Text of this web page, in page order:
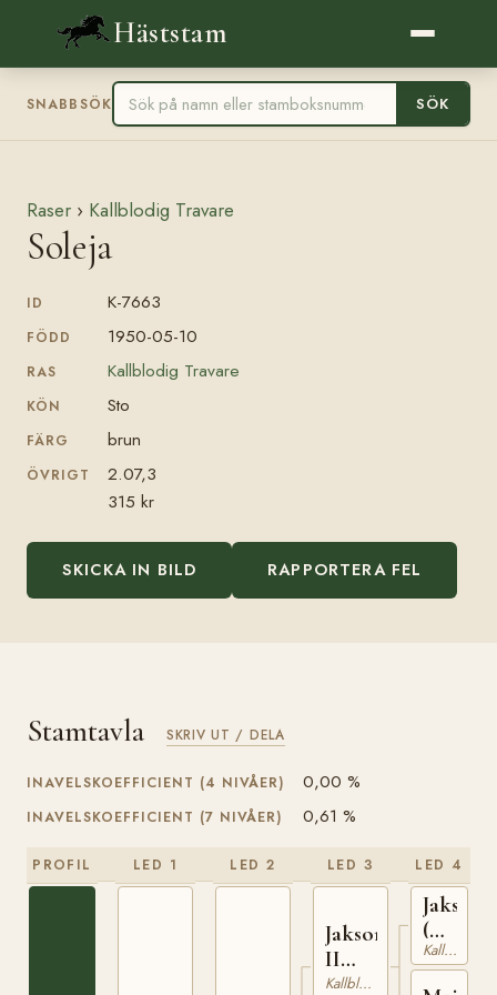
Häststam
SNABBSÖK SÖK
Raser › Kallblodig Travare
Soleja
ID K-7663
FÖDD 1950-05-10
RAS Kallblodig Travare
KÖN Sto
FÄRG brun
ÖVRIGT
2.07,3
315 kr
SKICKA IN BILD RAPPORTERA FEL
Stamtavla SKRIV UT / DELA
INAVELSKOEFFICIENT (4 NIVÅER) 0,00 %
INAVELSKOEFFICIENT (7 NIVÅER) 0,61 %
PROFIL LED 1 LED 2 LED 3
Jakson
II
(NO)
Kallblodig Travare
LED 4
Jakson
(NO)
T-Kallblodig Travare